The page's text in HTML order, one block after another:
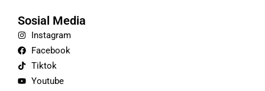
Sosial Media
Instagram
Facebook
Tiktok
Youtube